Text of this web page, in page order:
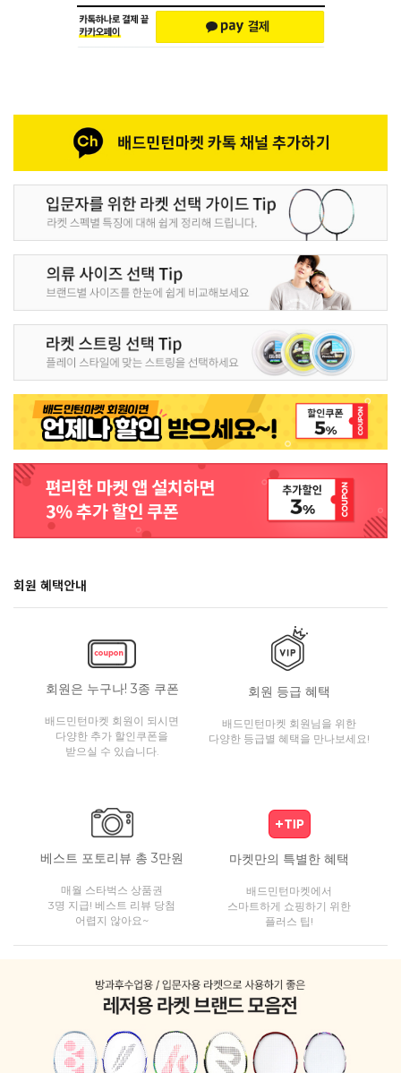
회원 혜택안내
회원은 누구나! 3종 쿠폰
배드민턴마켓 회원이 되시면
다양한 추가 할인쿠폰을
받으실 수 있습니다.
회원 등급 혜택
배드민턴마켓 회원님을 위한
다양한 등급별 혜택을 만나보세요!
베스트 포토리뷰 총 3만원
매월 스타벅스 상품권
3명 지급! 베스트 리뷰 당첨
어렵지 않아요~
마켓만의 특별한 혜택
배드민턴마켓에서
스마트하게 쇼핑하기 위한
플러스 팁!